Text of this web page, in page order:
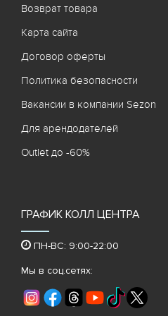
Возврат товара
Карта сайта
Договор оферты
Политика безопасности
Вакансии в компании Sezon
Для арендодателей
Outlet до -60%
ГРАФИК КОЛЛ ЦЕНТРА
ПН-ВС: 9:00-22:00
Мы в соц.сетях: